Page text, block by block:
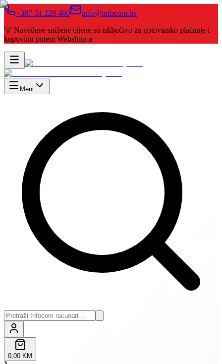
+387 51 229 400
info@infocom.ba
💡 Navedene snižene cijene su isključivo za gotovinsko plaćanje i
kupovinu putem Webshop-a
Meni
0,00 KM